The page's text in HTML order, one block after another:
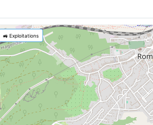
🚜 Exploitations